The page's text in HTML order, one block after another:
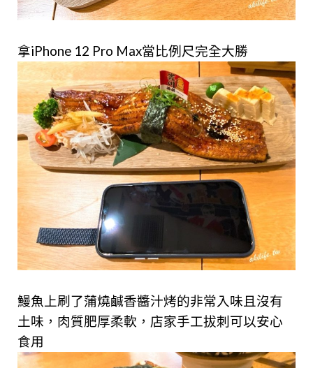
拿iPhone 12 Pro Max當比例尺完全大勝
鰻魚上刷了蒲燒鹹香醬汁烤的非常入味且沒有
土味，肉質肥厚柔軟，店家手工拔刺可以安心
食用